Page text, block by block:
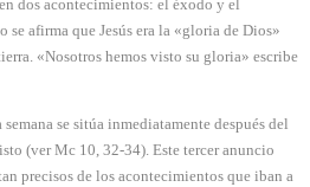
dos acontecimientos: el éxodo y el
se afirma que Jesús era la «gloria de Dios»
«Nosotros hemos visto su gloria» escribe
se sitúa inmediatamente después del
(ver Mc 10, 32-34). Este tercer anuncio
precisos de los acontecimientos que iban a